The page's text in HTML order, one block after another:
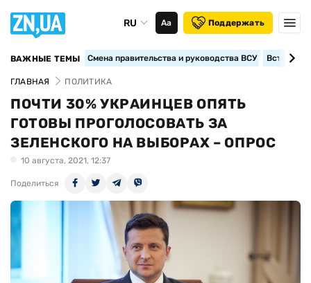
RU Аа Поддержать
ВАЖНЫЕ ТЕМЫ Смена правительства и руководства ВСУ
ГЛАВНАЯ ПОЛИТИКА
ПОЧТИ 30% УКРАИНЦЕВ ОПЯТЬ
ГОТОВЫ ПРОГОЛОСОВАТЬ ЗА
ЗЕЛЕНСКОГО НА ВЫБОРАХ – ОПРОС
10 августа, 2021, 12:37
Поделиться